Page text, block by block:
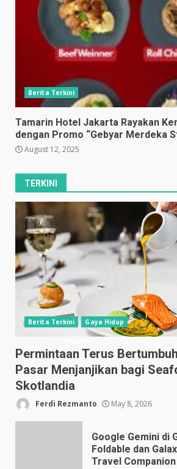
Berita Terkini
Tamarin Hotel Jakarta Rayakan
dengan Promo “Gebyar Merdeka
August 12, 2025
TERKINI
Berita Terkini Gaya Hidup
Permintaan Terus
Pasar Menjanjikan bagi
Skotlandia
Ferdi Rezmanto May 8, 2026
Google Gemini di
Foldable dan
Travel